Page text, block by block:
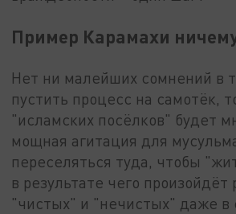
Пример Карамахи
Нет ни малейших сомнений в
пустить процесс на самотёк,
"исламских посёлков" будет
мощная агитация для
переселяться туда, чтобы
в результате чего произойдёт
"чистых" и "нечистых" даже в